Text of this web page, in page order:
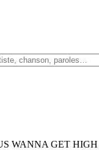
WANNA GET HIGH